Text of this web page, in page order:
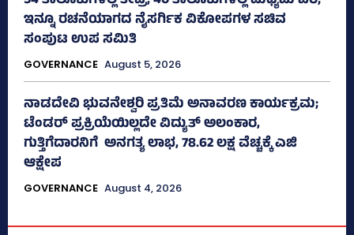
ಇನ್ನೂ ರಚನೆಯಾಗದ ನೈಸರ್ಗಿಕ ವಿಕೋಪಗಳ ಸಚಿವ
ಸಂಪುಟ ಉಪ ಸಮಿತಿ
GOVERNANCE August 5, 2026
ನಾಡದೇವಿ ಭುವನೇಶ್ವರಿ ಪ್ರತಿಮೆ ಅನಾವರಣ ಕಾರ್ಯಕ್ರಮ;
ಟೆಂಡರ್ ಪ್ರಕ್ರಿಯೆಯಿಲ್ಲದೇ ವಿದ್ಯುತ್‌ ಅಲಂಕಾರ,
ಗುತ್ತಿಗೆದಾರನಿಗೆ ಅನಗತ್ಯ ಲಾಭ, 78.62 ಲಕ್ಷ ವೆಚ್ಚಕ್ಕೆ ಎಜಿ
ಆಕ್ಷೇಪ
GOVERNANCE August 4, 2026